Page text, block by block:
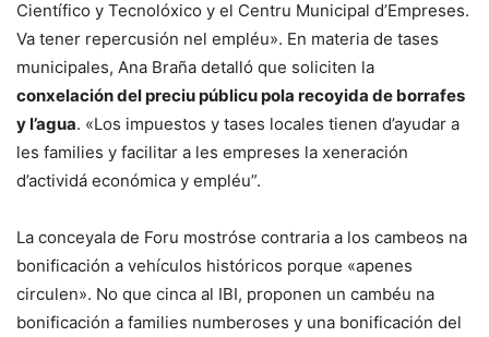
Científico y Tecnolóxico y el Centru Municipal d’Empreses.
Va tener repercusión nel empléu». En materia de tases
municipales, Ana Braña detalló que soliciten la
conxelación del preciu públicu pola recoyida de borrafes
y l’agua. «Los impuestos y tases locales tienen d’ayudar a
les families y facilitar a les empreses la xeneración
d’actividá económica y empléu”.
La conceyala de Foru mostróse contraria a los cambeos na
bonificación a vehículos históricos porque «apenes
circulen». No que cinca al IBI, proponen un cambéu na
bonificación a families numberoses y una bonificación del